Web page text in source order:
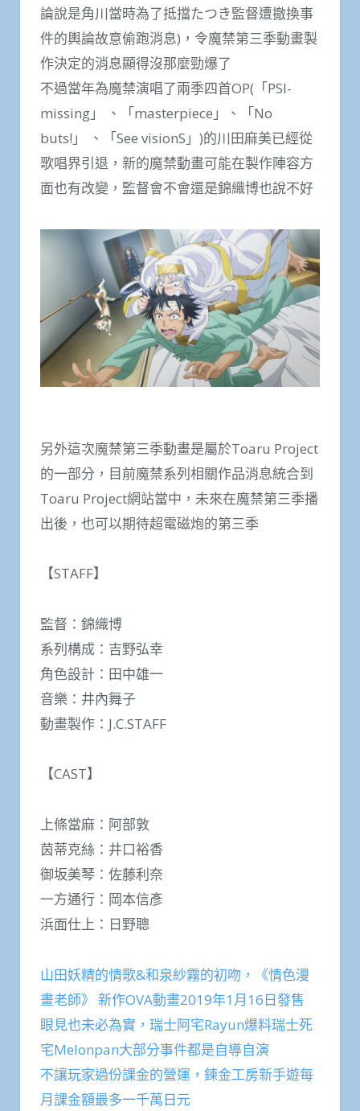
論說是角川當時為了抵擋たつき監督遭撤換事
件的輿論故意偷跑消息)，令魔禁第三季動畫製
作決定的消息顯得沒那麼勁爆了
不過當年為魔禁演唱了兩季四首OP(「PSI-
missing」 、「masterpiece」、「No
buts!」 、「See visionS」)的川田麻美已經從
歌唱界引退，新的魔禁動畫可能在製作陣容方
面也有改變，監督會不會還是錦織博也說不好
另外這次魔禁第三季動畫是屬於Toaru Project
的一部分，目前魔禁系列相關作品消息統合到
Toaru Project網站當中，未來在魔禁第三季播
出後，也可以期待超電磁炮的第三季
【STAFF】
監督：錦織博
系列構成：吉野弘幸
角色設計：田中雄一
音樂：井內舞子
動畫製作：J.C.STAFF
【CAST】
上條當麻：阿部敦
茵蒂克絲：井口裕香
御坂美琴：佐藤利奈
一方通行：岡本信彥
浜面仕上：日野聰
山田妖精的情歌&和泉紗霧的初吻，《情色漫
畫老師》 新作OVA動畫2019年1月16日發售
眼見也未必為實，瑞士阿宅Rayun爆料瑞士死
宅Melonpan大部分事件都是自導自演
不讓玩家過份課金的營運，鍊金工房新手遊每
月課金額最多一千萬日元